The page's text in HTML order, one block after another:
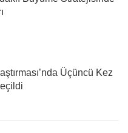
Üçüncü Kez